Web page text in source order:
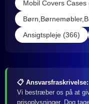
Mobil Covers Cases
Ansigtspleje (366)
📋 Ansvarsfraskrivelse:
Vi bestræber os på at
prisoplysninger. Dog